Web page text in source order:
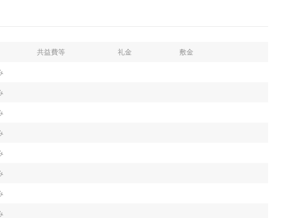
共益費等 礼金 敷金